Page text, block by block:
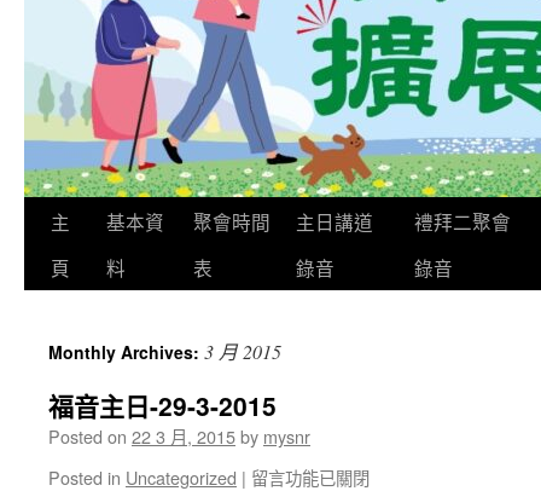
主
頁
基本資
料
聚會時間
表
主日講道
錄音
禮拜二聚會
錄音
Monthly Archives: 3 月 2015
福音主日-29-3-2015
Posted on 22 3 月, 2015by mysnr
Posted in Uncategorized | 在
留言功能已關閉